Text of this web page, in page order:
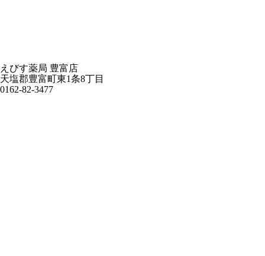
えびす薬局 豊富店
天塩郡豊富町東1条8丁目
0162-82-3477